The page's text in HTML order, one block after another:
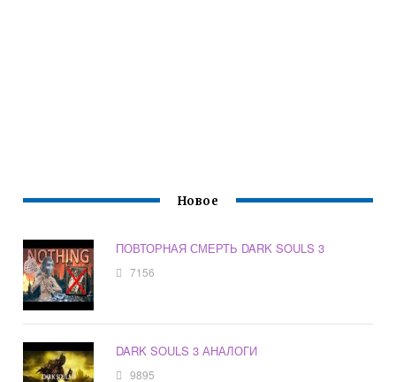
Новое
ПОВТОРНАЯ СМЕРТЬ DARK SOULS 3
7156
DARK SOULS 3 АНАЛОГИ
9895